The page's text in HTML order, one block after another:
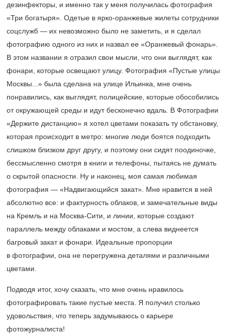
дезинфекторы, и именно так у меня получилась фотография
«Три богатыря». Одетые в ярко-оранжевые жилеты сотрудники
соцслужб — их невозможно было не заметить, и я сделал
фотографию одного из них и назвал ее «Оранжевый фонарь».
В этом названии я отразил свои мысли, что они выглядят, как
фонари, которые освещают улицу. Фотография «Пустые улицы
Москвы...» была сделана на улице Ильинка, мне очень
понравились, как выглядят, полицейские, которые обособились
от окружающей среды и идут бесконечно вдаль. В Фотографии
«Держите дистанцию» я хотел цветами показать ту обстановку,
которая происходит в метро: многие люди боятся подходить
слишком близком друг другу, и поэтому они сидят поодиночке,
бессмысленно смотря в книги и телефоны, пытаясь не думать
о скрытой опасности. Ну и наконец, моя самая любимая
фотография — «Надвигающийся закат». Мне нравится в ней
абсолютно все: и фактурность облаков, и замечательные виды
на Кремль и на Москва-Сити, и линии, которые создают
параллель между облаками и мостом, а слева виднеется
багровый закат и фонари. Идеальные пропорции
в фотографии, она не перегружена деталями и различными
цветами.
Подводя итог, хочу сказать, что мне очень нравилось
фотографировать такие пустые места. Я получил столько
удовольствия, что теперь задумываюсь о карьере
фотожурналиста!